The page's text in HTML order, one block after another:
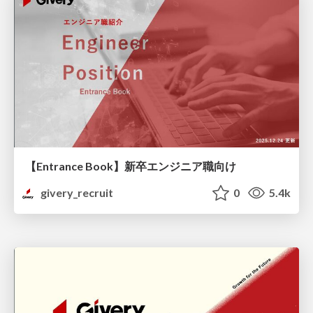
【Entrance Book】新卒エンジニア職向け
givery_recruit
0 5.4k